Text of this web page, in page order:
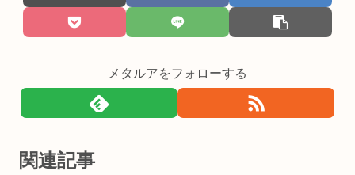
メタルアをフォローする
関連記事